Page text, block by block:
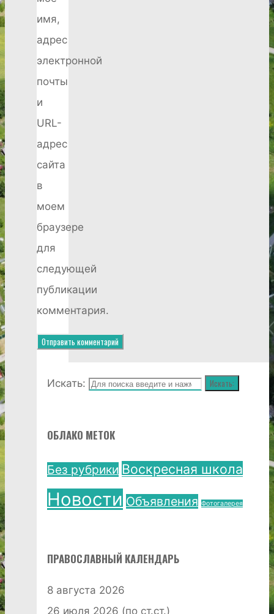
имя,
адрес
электронной
почты
и
URL-
адрес
сайта
в
моем
браузере
для
следующей
публикации
комментария.
Искать: Искать:
ОБЛАКО МЕТОК
Без рубрики Воскресная школа
Новости Объявления Фотогалерея
ПРАВОСЛАВНЫЙ КАЛЕНДАРЬ
8 августа 2026
26 июля 2026 (по ст.ст.)